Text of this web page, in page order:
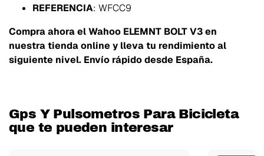
REFERENCIA: WFCC9
Compra ahora el Wahoo ELEMNT BOLT V3 en
nuestra tienda online y lleva tu rendimiento al
siguiente nivel. Envío rápido desde España.
Gps Y Pulsometros Para Bicicleta
que te pueden interesar